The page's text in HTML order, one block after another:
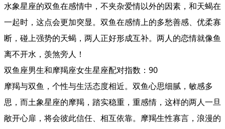
水象星座的双鱼在感情中，不夹杂爱情以外的因素，和天蝎在
一起时，这点会更加突显。双鱼在感情上的多愁善感、优柔寡
断，碰上强势的天蝎，两人正好形成互补。两人的恋情就像鱼
离不开水，羡煞旁人！
双鱼座男生和摩羯座女生星座配对指数：90
摩羯与双鱼，个性与生活态度相近。双鱼心思细腻，敏感多
思，而土象星座的摩羯，踏实稳重，重感情，这样的两人一旦
敞开心扉，将会彼此信任、相互依靠。摩羯生性寡言，浪漫的